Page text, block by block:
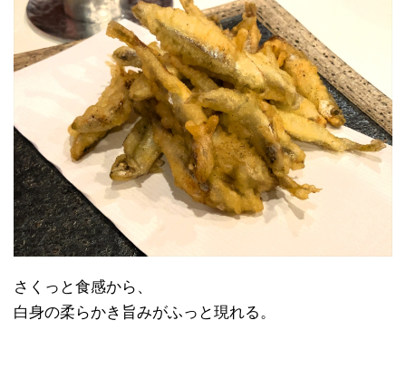
さくっと食感から、
白身の柔らかき旨みがふっと現れる。